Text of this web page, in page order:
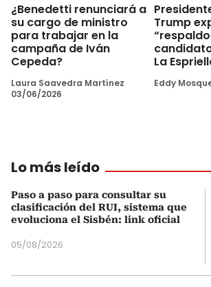
¿Benedetti renunciará a
su cargo de ministro
para trabajar en la
campaña de Iván
Cepeda?
Laura Saavedra Martínez
03/06/2026
Trump
La
Eddy
Lo más leído
Paso a paso para consultar su
clasificación del RUI, sistema que
evoluciona el Sisbén: link oficial
05/08/2026